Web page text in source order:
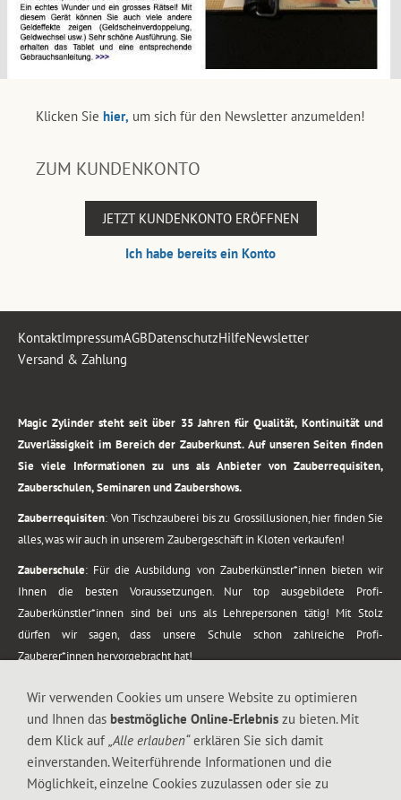
Klicken Sie hier, um sich für den Newsletter anzumelden!
ZUM KUNDENKONTO
JETZT KUNDENKONTO ERÖFFNEN
Ich habe bereits ein Konto
KontaktImpressumAGBDatenschutzHilfeNewsletter
Versand & Zahlung
Magic Zylinder steht seit über 35 Jahren für Qualität, Kontinuität und
Zuverlässigkeit im Bereich der Zauberkunst. Auf unseren Seiten finden
Sie viele Informationen zu uns als Anbieter von Zauberrequisiten,
Zauberschulen, Seminaren und Zaubershows.
Zauberrequisiten: Von Tischzauberei bis zu Grossillusionen, hier finden Sie
alles, was wir auch in unserem Zaubergeschäft in Kloten verkaufen!
Zauberschule: Für die Ausbildung von Zauberkünstler*innen bieten wir
Ihnen die besten Voraussetzungen. Nur top ausgebildete Profi-
Zauberkünstler*innen sind bei uns als Lehrepersonen tätig! Mit Stolz
dürfen wir sagen, dass unsere Schule schon zahlreiche Profi-
Zauberer*innen hervorgebracht hat!
vom Kinderprogramm bis zur Tischzauberei. Lassen Sie sich faszinieren von
meiner Zauber-Sprech-Show, angerührt mit sprachlichen Sequenzen,
gewürzt mit Gags und visuellen Illusionen wie Kaninchen, Vasen, Seilen,
Wir verwenden Cookies um unsere Website zu optimieren
und Ihnen das bestmögliche Online-Erlebnis zu bieten. Mit
dem Klick auf „Alle erlauben“erklären Sie sich damit
einverstanden. Weiterführende Informationen und die
Möglichkeit, einzelne Cookies zuzulassen oder sie zu